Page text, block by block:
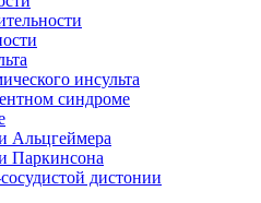
инсульта
синдроме
Альцгеймера
Паркинсона
дистонии